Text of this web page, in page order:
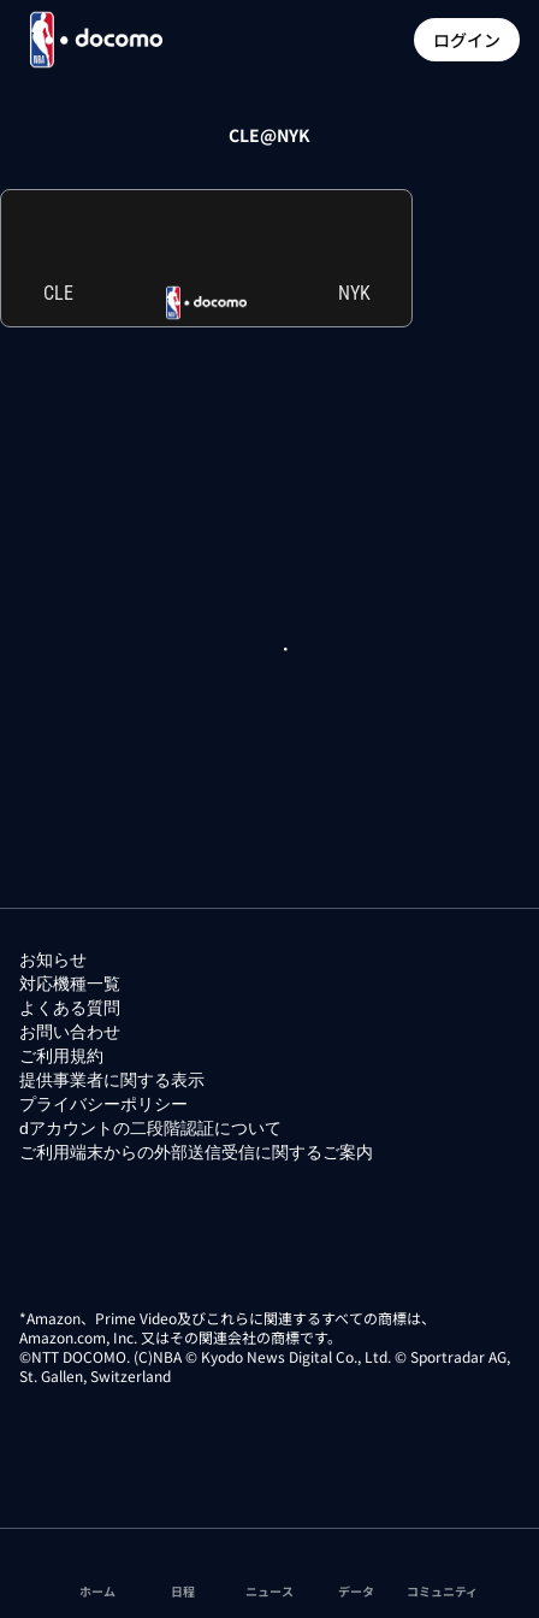
ログイン
CLE@NYK
CLE NYK
お知らせ
対応機種一覧
よくある質問
お問い合わせ
ご利用規約
提供事業者に関する表示
プライバシーポリシー
dアカウントの二段階認証について
ご利用端末からの外部送信受信に関するご案内
*Amazon、Prime Video及びこれらに関連するすべての商標は、
Amazon.com, Inc. 又はその関連会社の商標です。
©NTT DOCOMO. (C)NBA © Kyodo News Digital Co., Ltd. © Sportradar AG,
St. Gallen, Switzerland
ホーム 日程 ニュース データ コミュニティ